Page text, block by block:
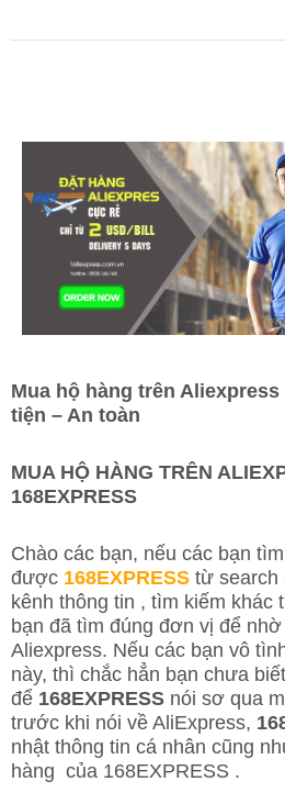
Mua hộ hàng trên
tiện – An toàn
MUA HỘ HÀNG TRÊN
168EXPRESS
Chào các bạn, nếu các bạn tìm
được 168EXPRESS từ search
kênh thông tin , tìm kiếm khác
bạn đã tìm đúng đơn vị để
Aliexpress. Nếu các bạn vô
này, thì chắc hẳn bạn chưa
để 168EXPRESS nói sơ qua
trước khi nói về AliExpress,
nhật thông tin cá nhân cũng
hàng của 168EXPRESS .